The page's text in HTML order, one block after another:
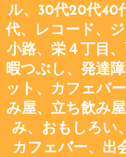
ル、30代20代40
代、レコード、
小路、栄４丁目、
暇つぶし、発達
ット、カフェバ
み屋、立ち飲み
み、おもしろい
カフェバー、出